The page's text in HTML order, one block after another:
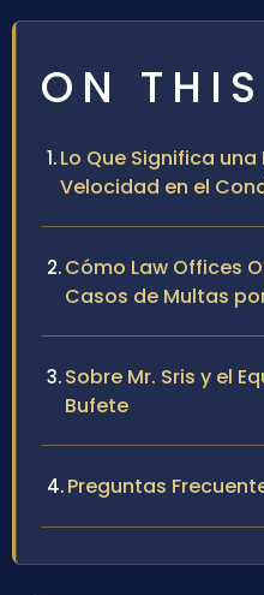
ON
Lo Que Significa
Velocidad en el
Cómo Law Offices
Casos de Multas
Sobre Mr. Sris y el
Bufete
Preguntas